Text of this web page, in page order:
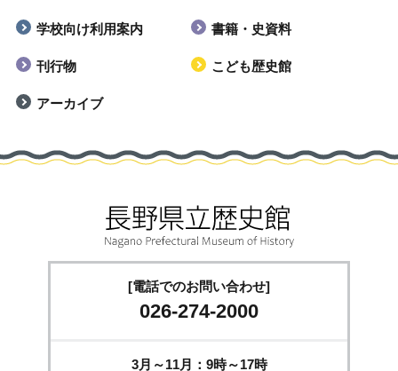
学校向け利用案内 書籍・史資料
刊行物 こども歴史館
アーカイブ
[電話でのお問い合わせ]
026-274-2000
3月～11月：9時～17時